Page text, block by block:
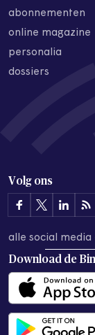
abonnementen
online magazine
personalia
dossiers
Volg ons
alle social media
Download de